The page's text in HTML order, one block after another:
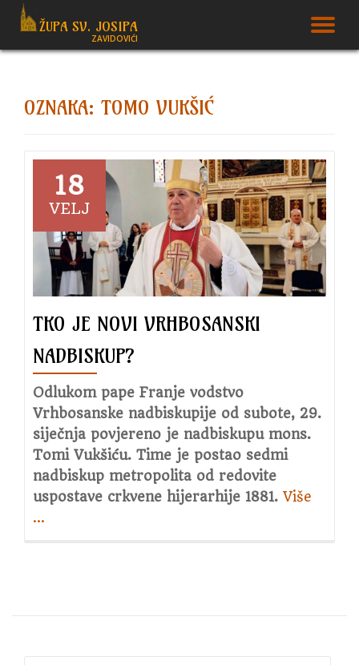
to
ŽUPA SV. JOSIPA
ZAVIDOVIĆI
OZNAKA: TOMO VUKŠIĆ
18
VELJ
TKO JE NOVI VRHBOSANSKI
NADBISKUP?
Odlukom pape Franje vodstvo
Vrhbosanske nadbiskupije od subote, 29.
siječnja povjereno je nadbiskupu mons.
Tomi Vukšiću. Time je postao sedmi
nadbiskup metropolita od redovite
uspostave crkvene hijerarhije 1881. Više
…